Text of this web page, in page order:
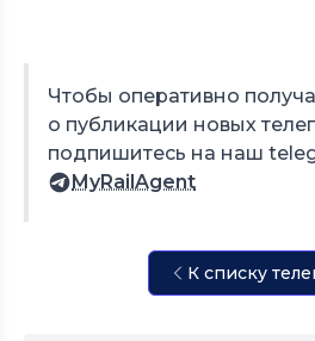
Чтобы оперативно
о публикации новых
подпишитесь на наш
MyRailAgent
К списку